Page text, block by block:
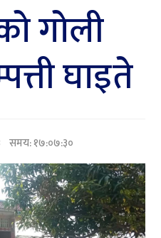
गोली
घाइते
समय: १७:०७:३०